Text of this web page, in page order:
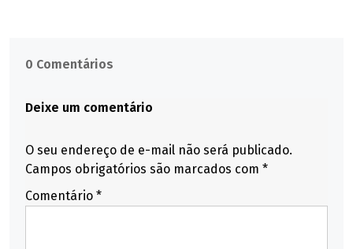
0 Comentários
Deixe um comentário
O seu endereço de e-mail não será publicado.
Campos obrigatórios são marcados com *
Comentário *